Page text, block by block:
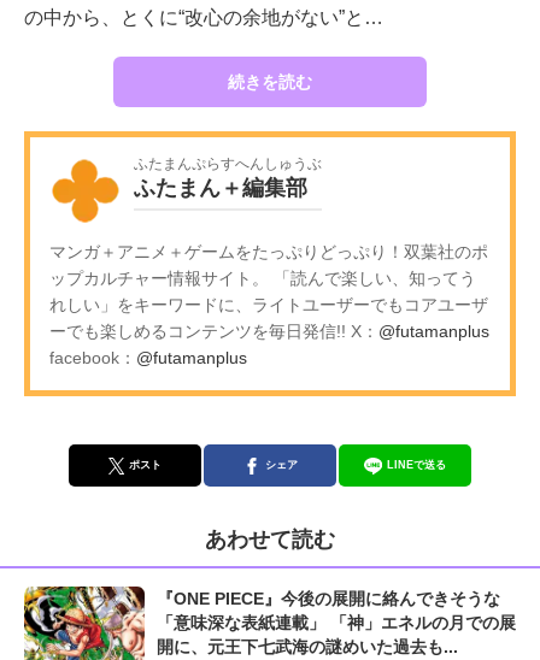
の中から、とくに“改心の余地がない”と…
続きを読む
ふたまんぷらすへんしゅうぶ
ふたまん＋編集部
マンガ＋アニメ＋ゲームをたっぷりどっぷり！双葉社のポ
ップカルチャー情報サイト。 「読んで楽しい、知ってう
れしい」をキーワードに、ライトユーザーでもコアユーザ
ーでも楽しめるコンテンツを毎日発信!! X： @futamanplus
facebook： @futamanplus
ポスト シェア LINEで送る
あわせて読む
『ONE PIECE』今後の展開に絡んできそうな
「意味深な表紙連載」 「神」エネルの月での展
開に、元王下七武海の謎めいた過去も...